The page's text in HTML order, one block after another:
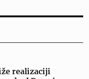
realizaciji